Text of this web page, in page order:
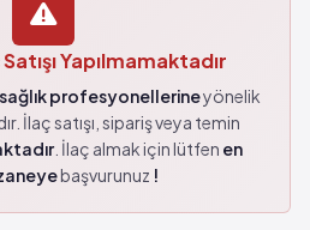
Yapılmamaktadır
profesyonellerineyönelik
İlaç satışı, sipariş veya temin
. İlaç almak için lütfen en
başvurunuz !